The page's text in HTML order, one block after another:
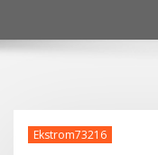
Ekstrom73216